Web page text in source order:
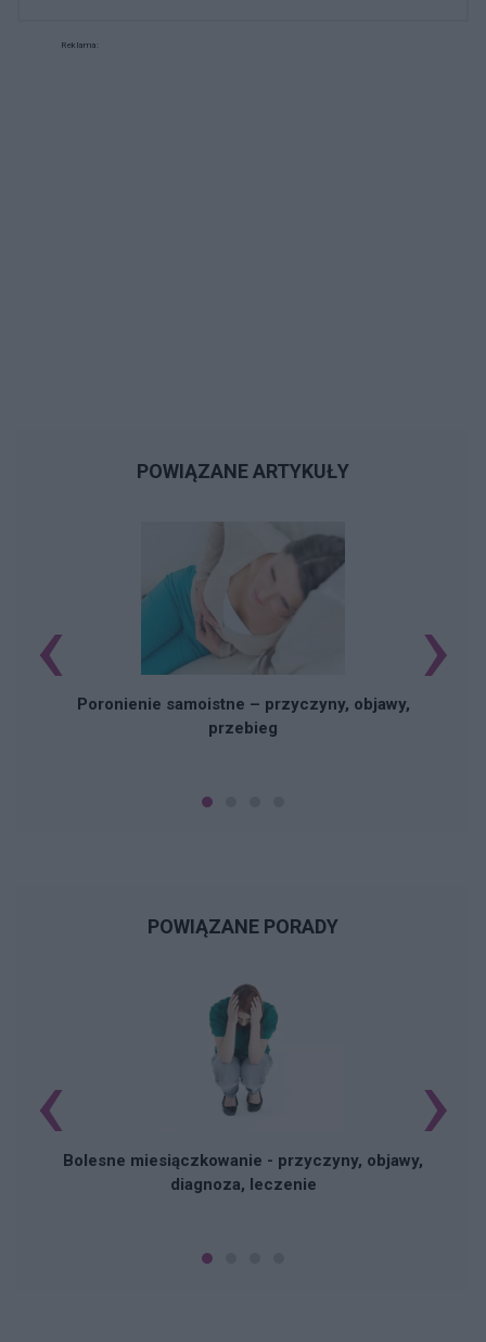
Reklama:
POWIĄZANE ARTYKUŁY
Poronienie samoistne – przyczyny, objawy,
przebieg
‹ ›
POWIĄZANE PORADY
Bolesne miesiączkowanie - przyczyny, objawy,
diagnoza, leczenie
‹ ›